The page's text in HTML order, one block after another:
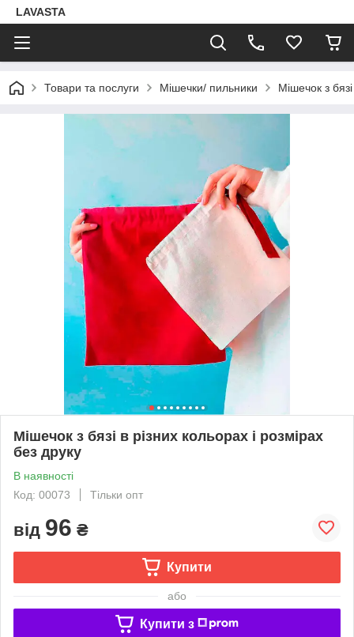
LAVASTA
Товари та послуги Мішечки/ пильники Мішечок з
Мішечок з бязі в різних кольорах і розмірах
без друку
В наявності
Код: 00073
Тільки опт
від 96 ₴
Купити
або
Купити з